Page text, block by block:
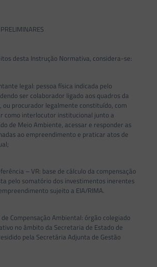
desta Instrução Normativa, considera-se:
legal: pessoa física indicada pelo
ser colaborador ligado aos quadros da
ou procurador legalmente constituído, com
como interlocutor institucional junto a
de Meio Ambiente, acessar e responder as
ao empreendimento e praticar atos de
– VR: base de cálculo da compensação
pelo somatório dos investimentos inerentes
sujeito a EIA/RIMA.
Ambiental: órgão colegiado
no âmbito da Secretaria de Estado de
pela Secretária Adjunta de Gestão